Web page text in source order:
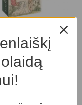
Harmonious
kortos
19,00